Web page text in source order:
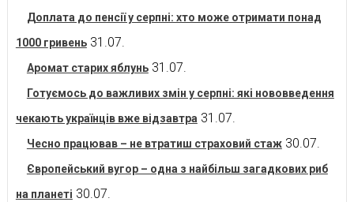
Доплата до пенсії у серпні: хто може отримати понад
1000 гривень 31.07.
Аромат старих яблунь 31.07.
Готуємось до важливих змін у серпні: які нововведення
чекають українців вже відзавтра 31.07.
Чесно працював – не втратиш страховий стаж 30.07.
Європейський вугор – одна з найбільш загадкових риб
на планеті 30.07.